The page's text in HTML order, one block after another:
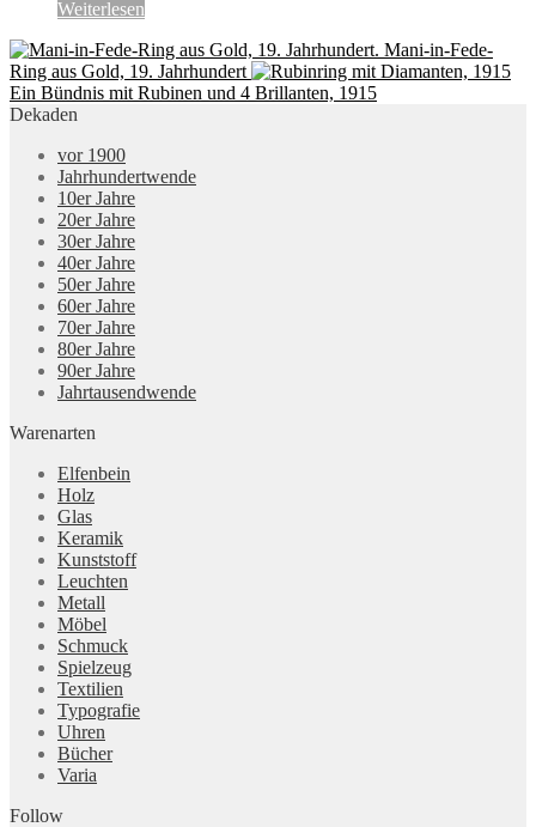
Weiterlesen
Mani-in-Fede-
Ring aus Gold, 19. Jahrhundert
Ein Bündnis mit Rubinen und 4 Brillanten, 1915
Dekaden
vor 1900
Jahrhundertwende
10er Jahre
20er Jahre
30er Jahre
40er Jahre
50er Jahre
60er Jahre
70er Jahre
80er Jahre
90er Jahre
Jahrtausendwende
Warenarten
Elfenbein
Holz
Glas
Keramik
Kunststoff
Leuchten
Metall
Möbel
Schmuck
Spielzeug
Textilien
Typografie
Uhren
Bücher
Varia
Follow